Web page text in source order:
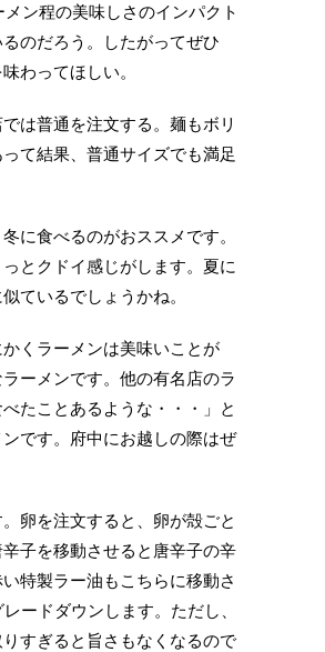
ン程の美味しさのインパクト
のだろう。したがってぜひ
わってほしい。
は普通を注文する。麺もボリ
て結果、普通サイズでも満足
に食べるのがおススメです。
とクドイ感じがします。夏に
ているでしょうかね。
くラーメンは美味いことが
ーメンです。他の有名店のラ
たことあるような・・・」と
です。府中にお越しの際はぜ
卵を注文すると、卵が殻ごと
子を移動させると唐辛子の辛
特製ラー油もこちらに移動さ
ードダウンします。ただし、
すぎると旨さもなくなるので